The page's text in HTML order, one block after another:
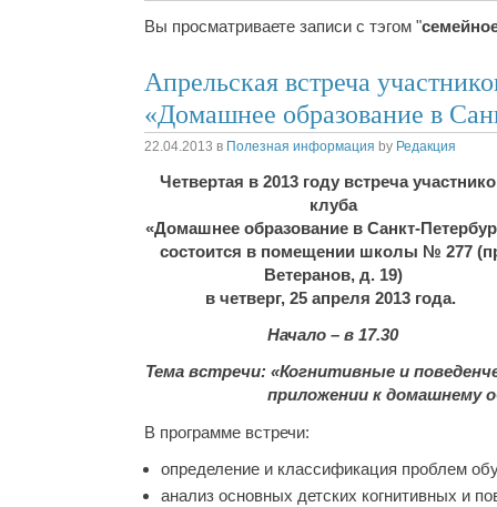
Вы просматриваете записи с тэгом "
Апрельская встреча
«Домашнее образование в
22.04.2013 в Полезная информация by Редакция
Четвертая в 2013 году встреча
клуба
«Домашнее образование в Санкт-
состоится в помещении школы № 277
Ветеранов, д. 19)
в четверг, 25 апреля 2013 года.
Начало – в 17.30
Тема встречи: «Когнитивные и
приложении к домашнему
В программе встречи:
определение и классификация проблем
анализ основных детских когнитивных и